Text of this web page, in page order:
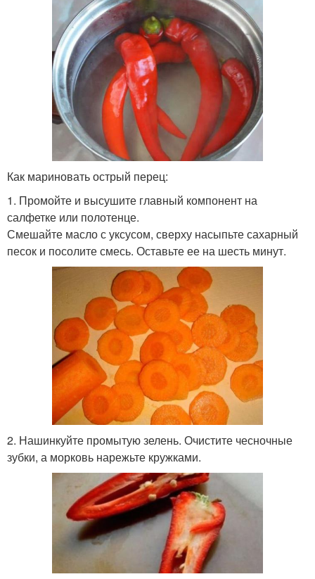
Как мариновать острый перец:
1. Промойте и высушите главный компонент на
салфетке или полотенце.
Смешайте масло с уксусом, сверху насыпьте сахарный
песок и посолите смесь. Оставьте ее на шесть минут.
2. Нашинкуйте промытую зелень. Очистите чесночные
зубки, а морковь нарежьте кружками.